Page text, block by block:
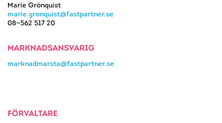
Marie Grönquist
marie.gronquist@fastpartner.se
08–562 517 20
MARKNADSANSVARIG
marknadmarsta@fastpartner.se
FÖRVALTARE